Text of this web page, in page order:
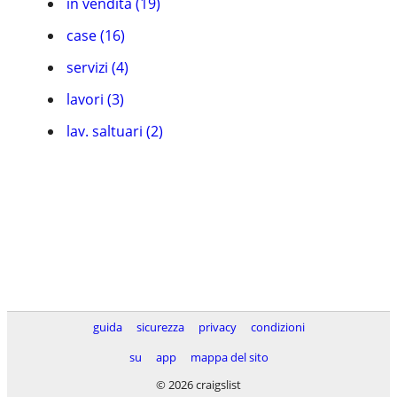
case (16)
servizi (4)
lavori (3)
lav. saltuari (2)
guida sicurezza privacy
condizioni
su
app
mappa del sito
© 2026 craigslist